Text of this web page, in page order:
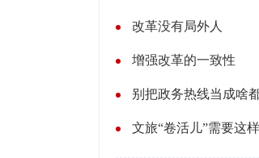
改革没有局外人
增强改革的一致性
别把政务热线当成啥
文旅“卷活儿”需要这